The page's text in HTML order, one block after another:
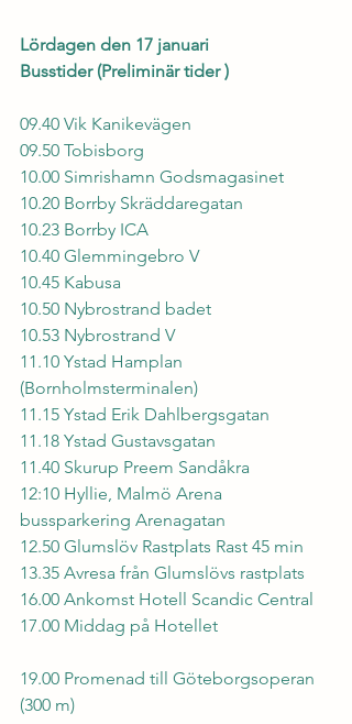
Lördagen den 17 januari
Busstider (Preliminär tider )
09.40 Vik Kanikevägen
09.50 Tobisborg
10.00 Simrishamn Godsmagasinet
10.20 Borrby Skräddaregatan
10.23 Borrby ICA
10.40 Glemmingebro V
10.45 Kabusa
10.50 Nybrostrand badet
10.53 Nybrostrand V
11.10 Ystad Hamplan
(Bornholmsterminalen)
11.15 Ystad Erik Dahlbergsgatan
11.18 Ystad Gustavsgatan
11.40 Skurup Preem Sandåkra
12:10 Hyllie, Malmö Arena
bussparkering Arenagatan
12.50 Glumslöv Rastplats Rast 45 min
13.35 Avresa från Glumslövs rastplats
16.00 Ankomst Hotell Scandic Central
17.00 Middag på Hotellet
19.00 Promenad till Göteborgsoperan
(300 m)